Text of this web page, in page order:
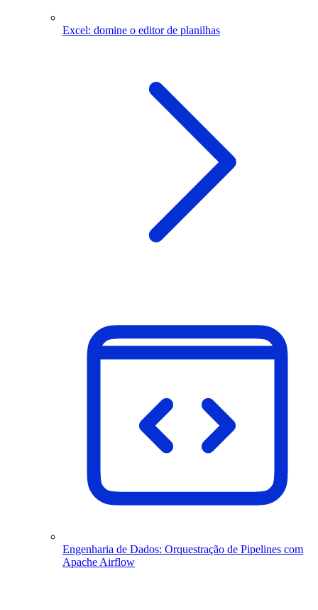
Excel: domine o editor de planilhas
Engenharia de Dados: Orquestração de Pipelines com
Apache Airflow